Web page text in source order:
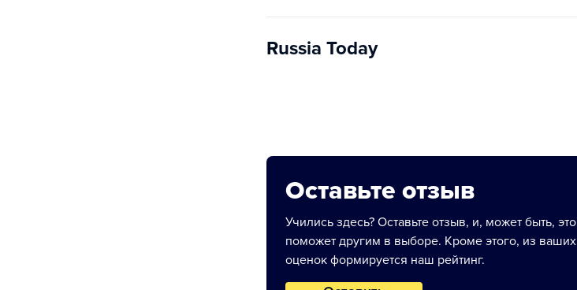
Russia Today
Оставьте отзыв
Учились здесь? Оставьте отзыв, и, может быть, это
поможет другим в выборе. Кроме этого, из ваших
оценок формируется наш рейтинг.